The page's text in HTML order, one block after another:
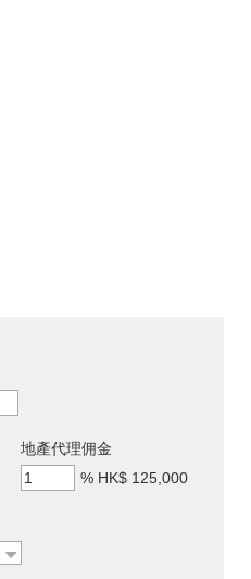
地產代理佣金
% HK$ 125,000